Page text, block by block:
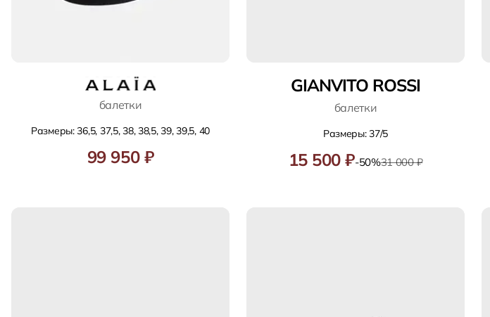
балетки
Размеры: 36,5, 37,5, 38, 38,5, 39, 39,5, 40
99 950 ₽
GIANVITO ROSSI
балетки
Размеры: 37/5
15 500 ₽-50%31 000 ₽